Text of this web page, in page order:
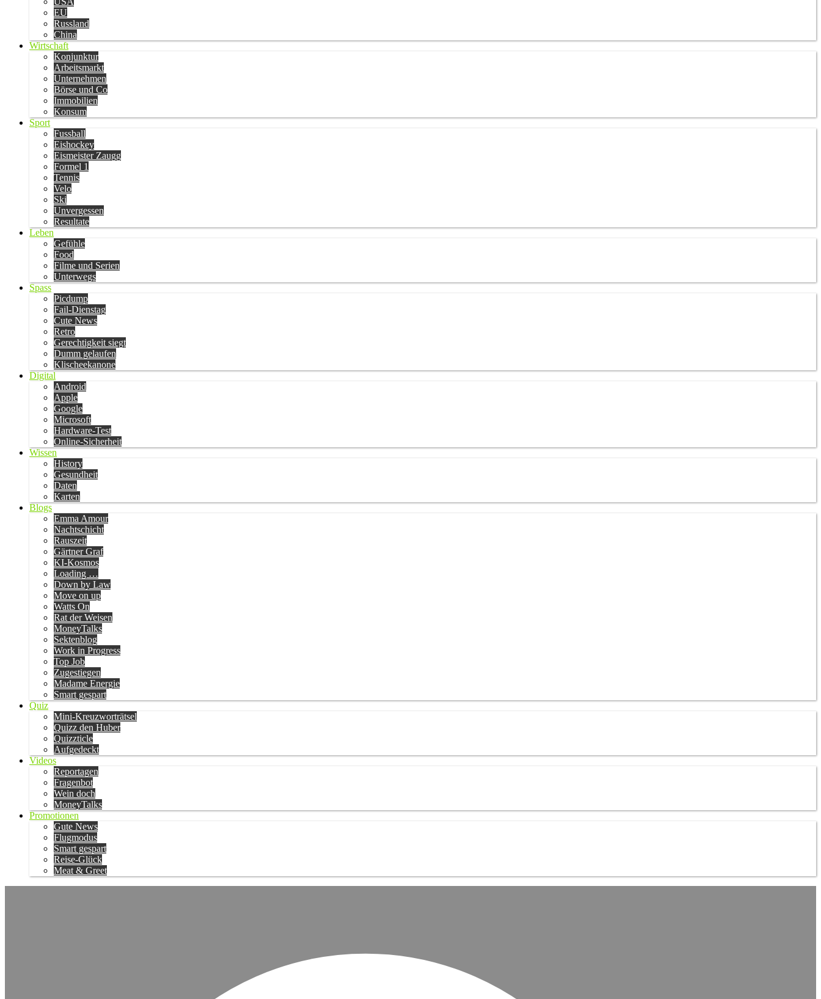
EU
Russland
China
Wirtschaft
Konjunktur
Arbeitsmarkt
Unternehmen
Börse und Co
Immobilien
Konsum
Sport
Fussball
Eishockey
Eismeister Zaugg
Formel 1
Tennis
Velo
Ski
Unvergessen
Resultate
Leben
Gefühle
Food
Filme und Serien
Unterwegs
Spass
Picdump
Fail-Dienstag
Cute News
Retro
Gerechtigkeit siegt
Dumm gelaufen
Klischeekanone
Digital
Android
Apple
Google
Microsoft
Hardware-Test
Online-Sicherheit
Wissen
History
Gesundheit
Daten
Karten
Blogs
Emma Amour
Nachtschicht
Rauszeit
Gärtner Graf
KI-Kosmos
Loading …
Down by Law
Move on up
Watts On
Rat der Weisen
MoneyTalks
Sektenblog
Work in Progress
Top Job
Zugestiegen
Madame Energie
Smart gespart
Quiz
Mini-Kreuzworträtsel
Quizz den Huber
Quizzticle
Aufgedeckt
Videos
Reportagen
Fragenbot
Wein doch
MoneyTalks
Promotionen
Gute News
Flugmodus
Smart gespart
Reise-Glück
Meat & Greet